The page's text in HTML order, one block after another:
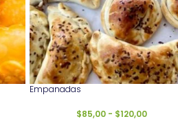
Empanadas
$85,00 - $120,00